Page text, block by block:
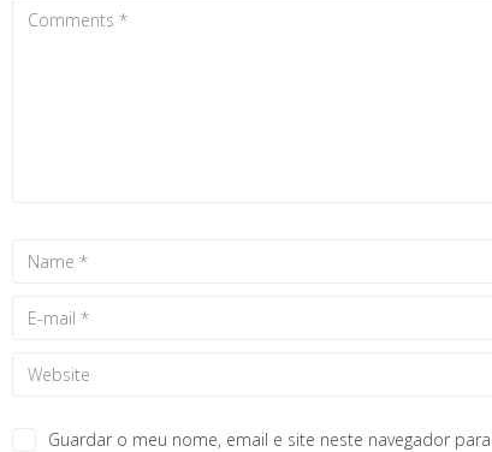
Guardar o meu nome, email e site neste navegador